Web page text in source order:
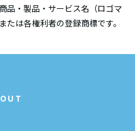
品・製品・サービス名（ロゴマ
は各権利者の登録商標です。